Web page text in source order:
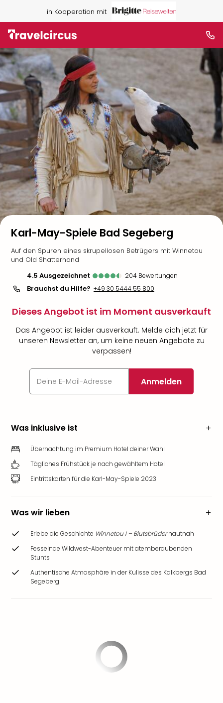
in Kooperation mit
Karl-May-Spiele Bad Segeberg
Auf den Spuren eines skrupellosen Betrügers mit Winnetou
und Old Shatterhand
4.5
ausgezeichnet 204 Bewertungen
Brauchst du Hilfe? +49 30 5444 55 800
Dieses Angebot ist im Moment ausverkauft
Das Angebot ist leider ausverkauft. Melde dich jetzt für
unseren Newsletter an, um keine neuen Angebote zu
verpassen!
Anmelden
Was inklusive ist
Übernachtung im Premium Hotel deiner Wahl
Tägliches Frühstück je nach gewähltem Hotel
Eintrittskarten für die Karl-May-Spiele 2023
Was wir lieben
Erlebe die Geschichte Winnetou I – Blutsbrüderhautnah
Fesselnde Wildwest-Abenteuer mit atemberaubenden
Stunts
Authentische Atmosphäre in der Kulisse des Kalkbergs Bad
Segeberg